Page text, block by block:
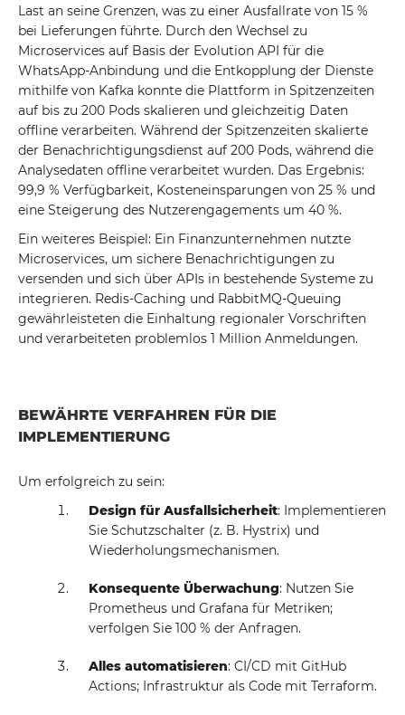
Last an seine Grenzen, was zu einer Ausfallrate von 15 %
bei Lieferungen führte. Durch den Wechsel zu
Microservices auf Basis der Evolution API für die
WhatsApp-Anbindung und die Entkopplung der Dienste
mithilfe von Kafka konnte die Plattform in Spitzenzeiten
auf bis zu 200 Pods skalieren und gleichzeitig Daten
offline verarbeiten. Während der Spitzenzeiten skalierte
der Benachrichtigungsdienst auf 200 Pods, während die
Analysedaten offline verarbeitet wurden. Das Ergebnis:
99,9 % Verfügbarkeit, Kosteneinsparungen von 25 % und
eine Steigerung des Nutzerengagements um 40 %.
Ein weiteres Beispiel: Ein Finanzunternehmen nutzte
Microservices, um sichere Benachrichtigungen zu
versenden und sich über APIs in bestehende Systeme zu
integrieren. Redis-Caching und RabbitMQ-Queuing
gewährleisteten die Einhaltung regionaler Vorschriften
und verarbeiteten problemlos 1 Million Anmeldungen.
BEWÄHRTE VERFAHREN FÜR DIE
IMPLEMENTIERUNG
Um erfolgreich zu sein:
Design für Ausfallsicherheit: Implementieren
Sie Schutzschalter (z. B. Hystrix) und
Wiederholungsmechanismen.
Konsequente Überwachung: Nutzen Sie
Prometheus und Grafana für Metriken;
verfolgen Sie 100 % der Anfragen.
Alles automatisieren: CI/CD mit GitHub
Actions; Infrastruktur als Code mit Terraform.